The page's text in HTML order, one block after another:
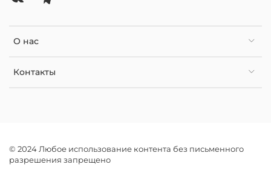
О нас
Контакты
© 2024 Любое использование контента без письменного
разрешения запрещено